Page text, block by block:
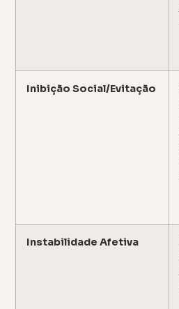
Inibição Social/Evitação
Instabilidade Afetiva